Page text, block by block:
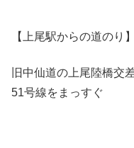
【上尾駅からの道のり】
旧中仙道の上尾陸橋交
51号線をまっすぐ